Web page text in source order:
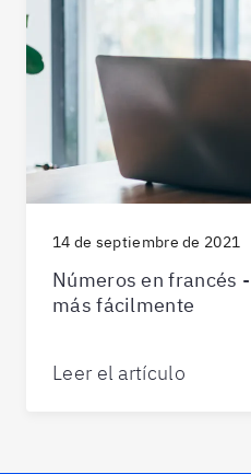
14 de septiembre de 2021
Números en francés
más fácilmente
Leer el artículo